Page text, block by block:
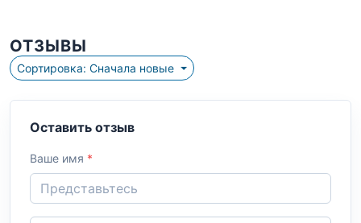
ОТЗЫВЫ
Сортировка: Сначала новые
Оставить отзыв
Ваше имя *